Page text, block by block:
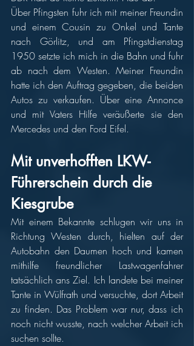
Über Pfingsten fuhr ich mit meiner Freundin
und einem Cousin zu Onkel und Tante
nach Görlitz, und am Pfingstdienstag
1950 setzte ich mich in die Bahn und fuhr
ab nach dem Westen. Meiner Freundin
hatte ich den Auftrag gegeben, die beiden
Autos zu verkaufen. Über eine Annonce
und mit Vaters Hilfe veräußerte sie den
Mercedes und den Ford Eifel.
Mit unverhofften LKW-
Führerschein durch die
Kiesgrube
Mit einem Bekannte schlugen wir uns in
Richtung Westen durch, hielten auf der
Autobahn den Daumen hoch und kamen
mithilfe freundlicher Lastwagenfahrer
tatsächlich ans Ziel. Ich landete bei meiner
Tante in Wülfrath und versuchte, dort Arbeit
zu finden. Das Problem war nur, dass ich
noch nicht wusste, nach welcher Arbeit ich
suchen sollte.